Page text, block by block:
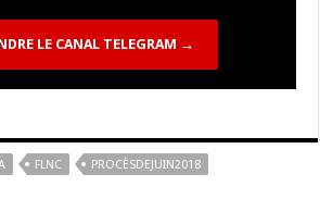
LE CANAL TELEGRAM →
FLNC PROCÈSDEJUIN2018